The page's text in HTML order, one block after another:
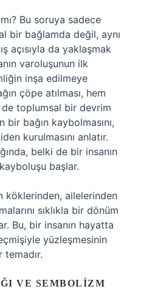
Bu soruya sadece
bir bağlamda değil, aynı
açısıyla da yaklaşmak
varoluşunun ilk
inşa edilmeye
çöpe atılması, hem
toplumsal bir devrim
bağın kaybolmasını,
kurulmasını anlatır.
belki de bir insanın
başlar.
köklerinden, ailelerinden
sıklıkla bir dönüm
Bu, bir insanın hayatta
yüzleşmesinin
VE SEMBOLIZM